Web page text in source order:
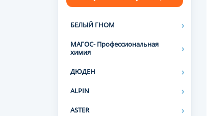
БЕЛЫЙ ГНОМ
МАГОС- Профессиональная
химия
ДЮДЕН
ALPIN
ASTER